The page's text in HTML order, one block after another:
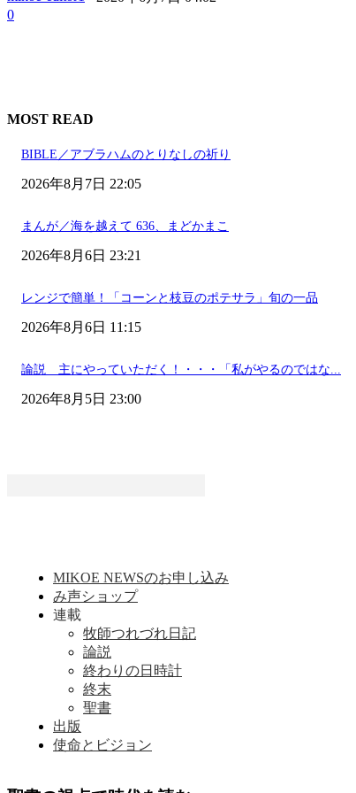
0
MOST READ
BIBLE／アブラハムのとりなしの祈り
2026年8月7日 22:05
まんが／海を越えて 636、まどかまこ
2026年8月6日 23:21
レンジで簡単！「コーンと枝豆のポテサラ」旬の一品
2026年8月6日 11:15
論説 主にやっていただく！・・・「私がやるのではな...
2026年8月5日 23:00
MIKOE NEWSのお申し込み
み声ショップ
連載
牧師つれづれ日記
論説
終わりの日時計
終末
聖書
出版
使命とビジョン